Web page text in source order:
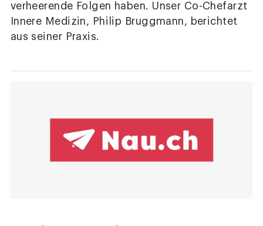
verheerende Folgen haben. Unser Co-Chefarzt
Innere Medizin, Philip Bruggmann, berichtet
aus seiner Praxis.